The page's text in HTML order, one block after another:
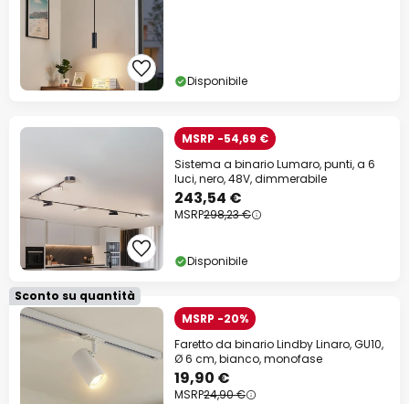
Disponibile
MSRP -54,69 €
Sistema a binario Lumaro, punti, a 6
luci, nero, 48V, dimmerabile
243,54 €
MSRP298,23 €
Disponibile
Sconto su quantità
MSRP -20%
Faretto da binario Lindby Linaro, GU10,
Ø 6 cm, bianco, monofase
19,90 €
MSRP24,90 €